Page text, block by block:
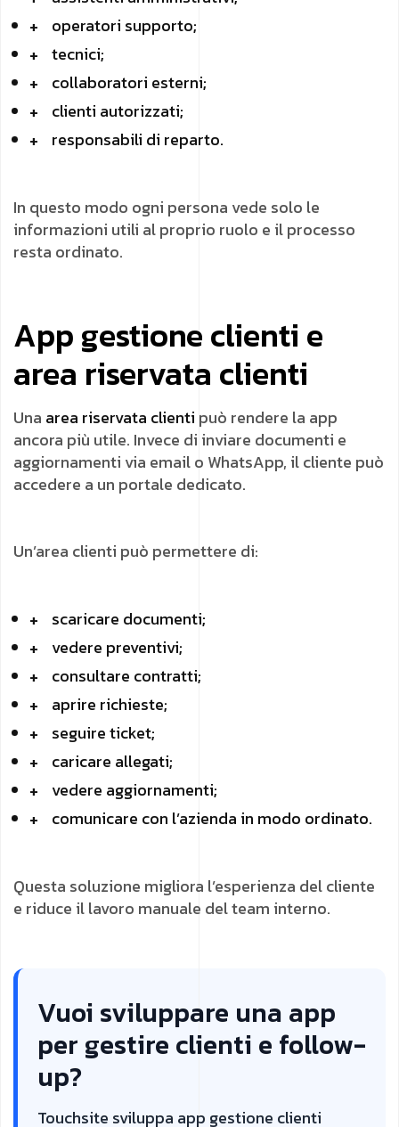
operatori supporto;
tecnici;
collaboratori esterni;
clienti autorizzati;
responsabili di reparto.
In questo modo ogni persona vede solo le
informazioni utili al proprio ruolo e il processo
resta ordinato.
App gestione clienti e
area riservata clienti
Una area riservata clienti può rendere la app
ancora più utile. Invece di inviare documenti e
aggiornamenti via email o WhatsApp, il cliente può
accedere a un portale dedicato.
Un’area clienti può permettere di:
scaricare documenti;
vedere preventivi;
consultare contratti;
aprire richieste;
seguire ticket;
caricare allegati;
vedere aggiornamenti;
comunicare con l’azienda in modo ordinato.
Questa soluzione migliora l’esperienza del cliente
e riduce il lavoro manuale del team interno.
Vuoi sviluppare una app
per gestire clienti e follow-
up?
Touchsite sviluppa app gestione clienti